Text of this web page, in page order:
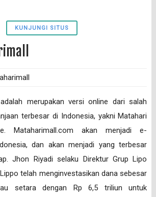
KUNJUNGI SITUS
merupakan versi online dari salah
terbesar di Indonesia, yakni Matahari
Mataharimall.com akan menjadi e-
dan akan menjadi yang terbesar
Jhon Riyadi selaku Direktur Grup Lipo
telah menginvestasikan dana sebesar
setara dengan Rp 6,5 triliun untuk